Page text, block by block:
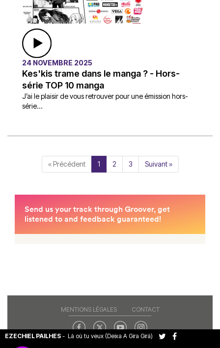
24 NOVEMBRE 2025
Kes'kis trame dans le manga ? - Hors-
série TOP 10 manga
J’ai le plaisir de vous retrouver pour une émission hors-
série...
« Précédent 1 2 3 Suivant »
EZECHIEL PAILHES - Là où tu veux (Deixa A Gira Girá)
MENTIONS LÉGALES CONTACT